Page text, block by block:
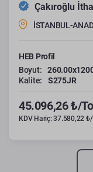
Çakıroğlu
İSTANBUL-
HEB Profil
Boyut:
Kalite:
S275JR
45.096,26 ₺/
KDV Hariç: 37.580,22